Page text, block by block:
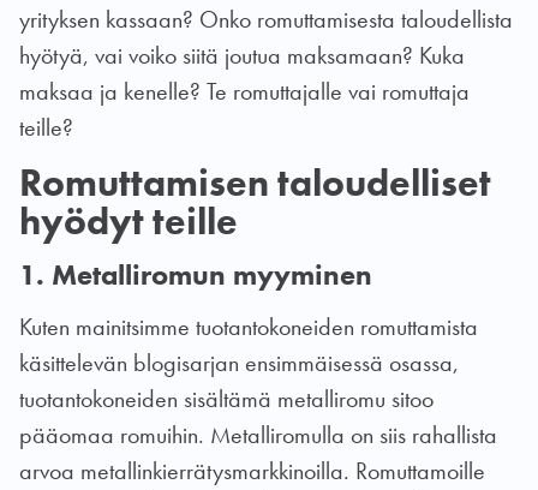
yrityksen kassaan? Onko romuttamisesta taloudellista
hyötyä, vai voiko siitä joutua maksamaan? Kuka
maksaa ja kenelle? Te romuttajalle vai romuttaja
teille?
Romuttamisen taloudelliset
hyödyt teille
1. Metalliromun myyminen
Kuten mainitsimme tuotantokoneiden romuttamista
käsittelevän blogisarjan ensimmäisessä osassa,
tuotantokoneiden sisältämä metalliromu sitoo
pääomaa romuihin. Metalliromulla on siis rahallista
arvoa metallinkierrätysmarkkinoilla. Romuttamoille